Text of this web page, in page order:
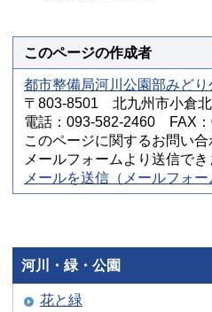
このページの作成者
都市整備局河川公園部みどり
〒803-8501 北九州市小倉
電話：093-582-2460 FAX
このページに関するお問い
メールフォームより送信でき
メールを送信（メールフォー
河川・緑・公園
花と緑